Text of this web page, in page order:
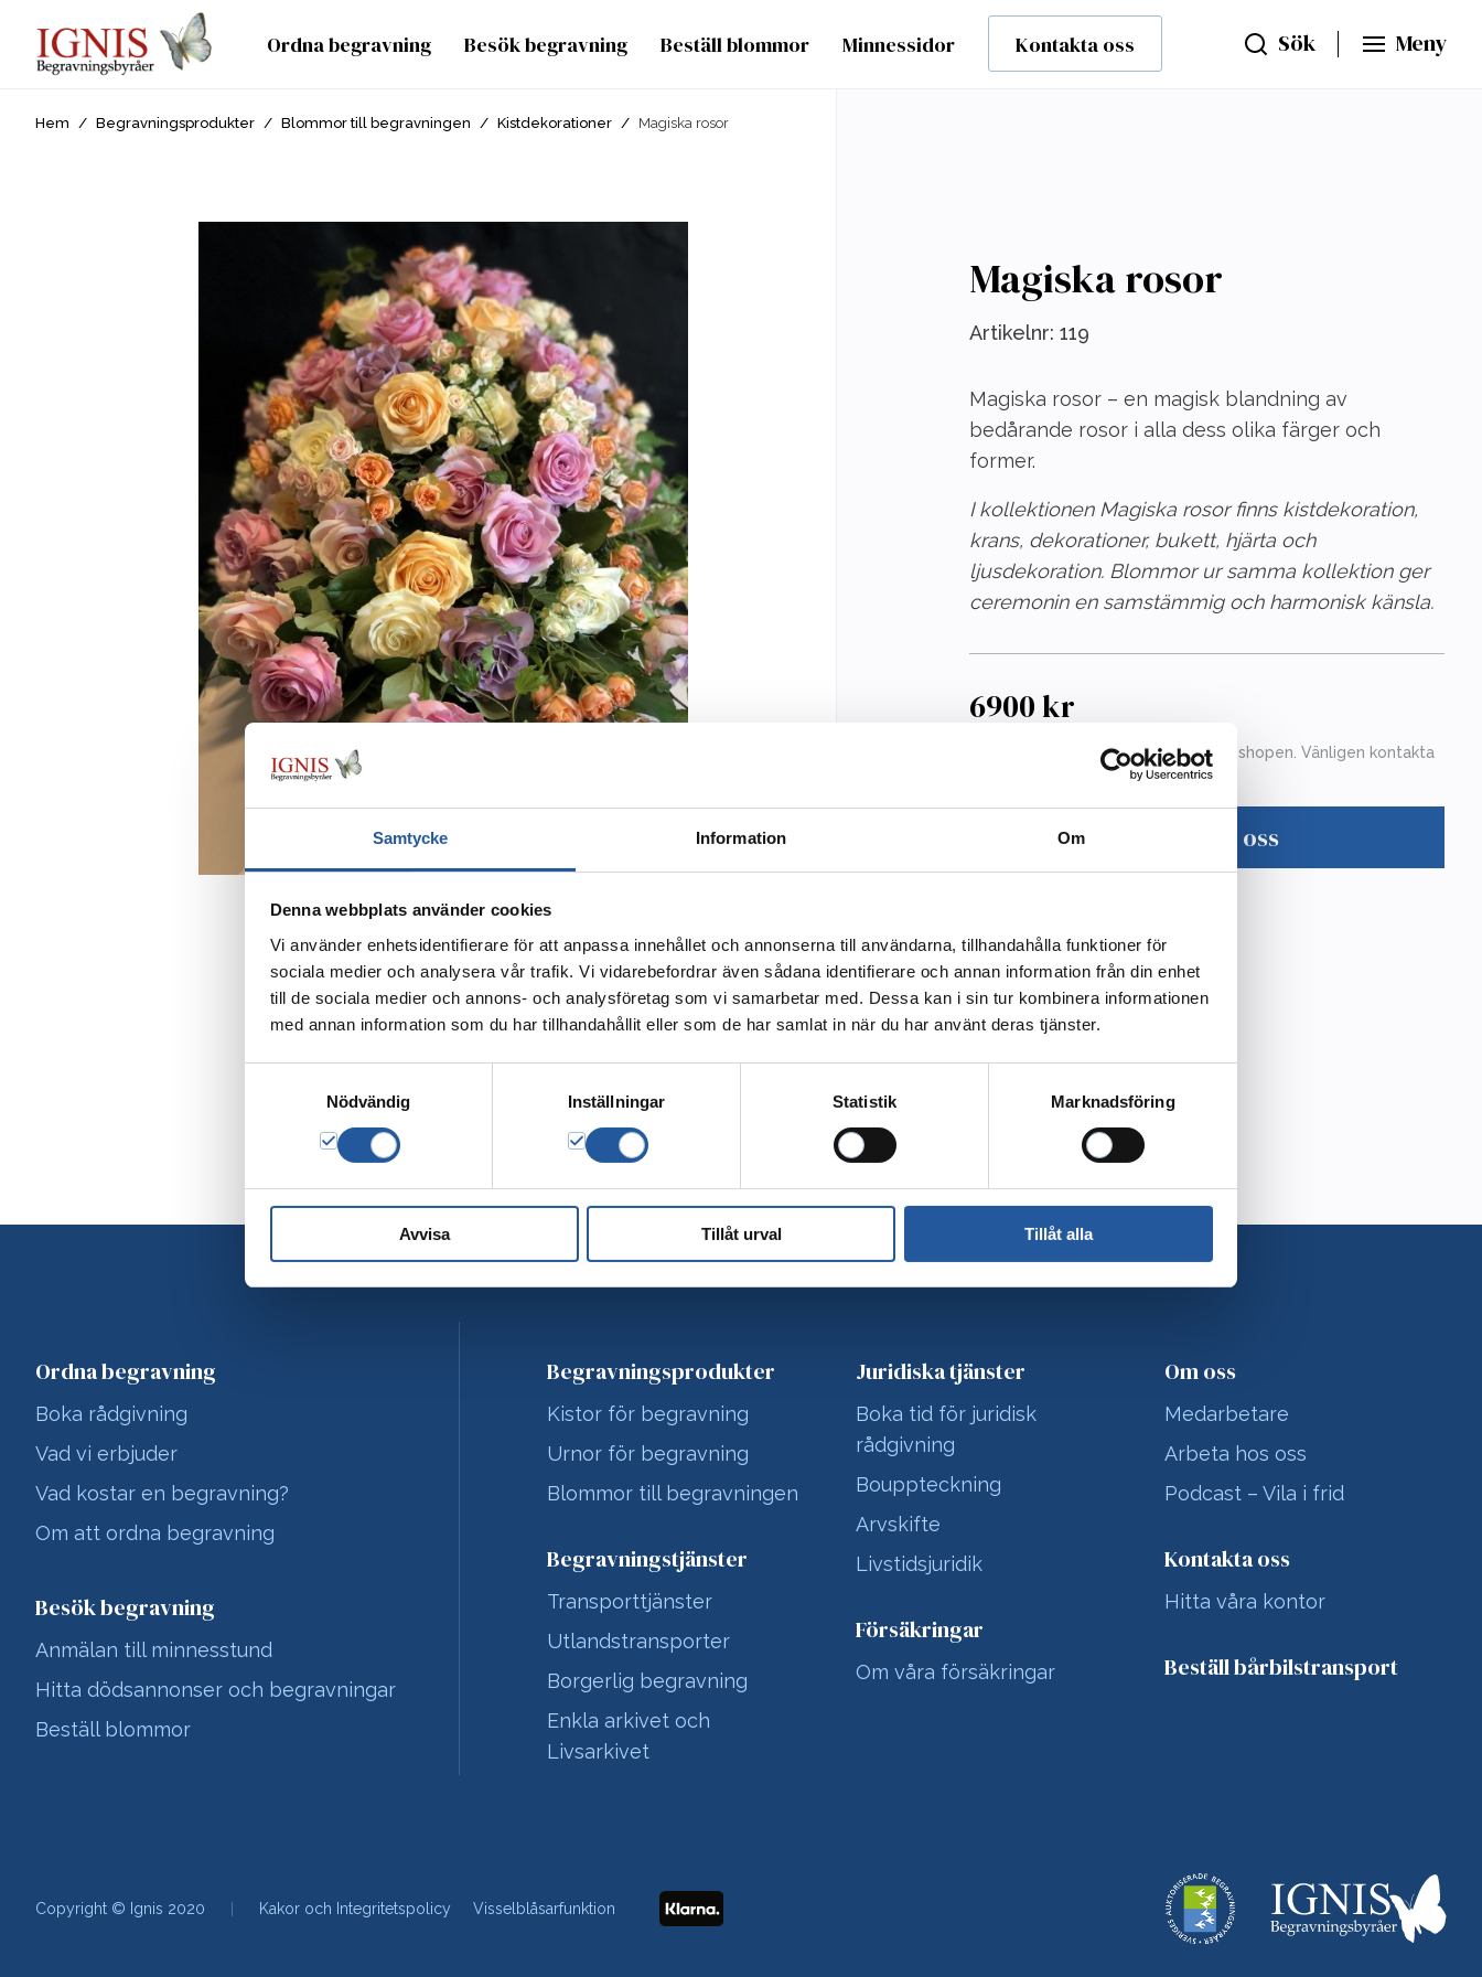
Samtycke Information Om
Denna webbplats använder cookies
Vi använder enhetsidentifierare för att anpassa innehållet och annonserna till användarna, tillhandahålla funktioner för
sociala medier och analysera vår trafik. Vi vidarebefordrar även sådana identifierare och annan information från din enhet
till de sociala medier och annons- och analysföretag som vi samarbetar med. Dessa kan i sin tur kombinera informationen
med annan information som du har tillhandahållit eller som de har samlat in när du har använt deras tjänster.
Nödvändig
Inställningar Statistik Marknadsföring
Avvisa Tillåt urval Tillåt alla
Ordna begravning Besök begravning Beställ blommor Minnessidor Kontakta oss Sök Meny
Hem / Begravningsprodukter / Blommor till begravningen / Kistdekorationer / Magiska rosor
Magiska rosor
Artikelnr: 119
Magiska rosor – en magisk blandning av
bedårande rosor i alla dess olika färger och
former.
I kollektionen Magiska rosor finns kistdekoration,
krans, dekorationer, bukett, hjärta och
ljusdekoration. Blommor ur samma kollektion ger
ceremonin en samstämmig och harmonisk känsla.
6900 kr
Denna produkt går ej att köpa i webshopen. Vänligen kontakta
kundtjänst på tel 08-15 16 60
Kontakta oss
Ordna begravning
Boka rådgivning
Vad vi erbjuder
Vad kostar en begravning?
Om att ordna begravning
Besök begravning
Anmälan till minnesstund
Hitta dödsannonser och begravningar
Beställ blommor
Begravningsprodukter
Kistor för begravning
Urnor för begravning
Blommor till begravningen
Begravningstjänster
Transporttjänster
Utlandstransporter
Borgerlig begravning
Enkla arkivet och
Livsarkivet
Juridiska tjänster
Boka tid för juridisk
rådgivning
Bouppteckning
Arvskifte
Livstidsjuridik
Försäkringar
Om våra försäkringar
Om oss
Medarbetare
Arbeta hos oss
Podcast – Vila i frid
Kontakta oss
Hitta våra kontor
Beställ bårbilstransport
Copyright © Ignis 2020 Kakor och Integritetspolicy Visselblåsarfunktion